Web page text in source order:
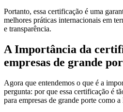
Portanto, essa certificação é uma
melhores práticas internacionais em
e transparência.
A Importância da
empresas de grande
Agora que entendemos o que é a
pergunta: por que essa certificação é
para empresas de grande porte como a